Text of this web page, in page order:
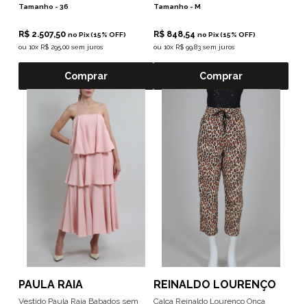
Tamanho - 36
R$ 2.507,50 no Pix (15% OFF)
ou 10x R$ 295,00 sem juros
Comprar
Tamanho - M
R$ 848,54 no Pix (15% OFF)
ou 10x R$ 99,83 sem juros
Comprar
PAULA RAIA
Vestido Paula Raia Babados sem
REINALDO LOURENÇO
Calça Reinaldo Lourenço Onça